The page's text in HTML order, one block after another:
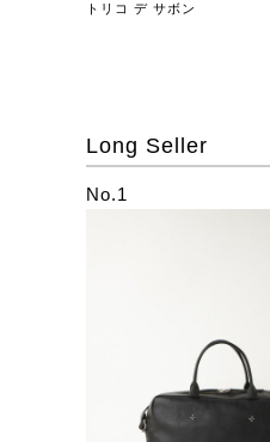
トリコ デ サボン
Long Seller
No.1